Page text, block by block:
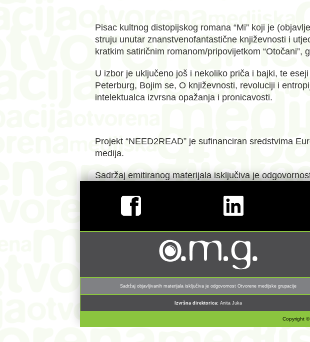
Pisac kultnog distopijskog romana “Mi” koji je
struju unutar znanstvenofantastične književnosti i
kratkim satiričnim romanom/pripovijetkom
U izbor je uključeno još i nekoliko priča i bajki, te
Peterburg, Bojim se, O književnosti, revoluciji i
intelektualca izvrsna opažanja i pronicavosti.
Projekt “NEED2READ” je sufinanciran sredstvima
medija.
Sadržaj emitiranog materijala isključiva je
Sadržaj objavljivanih materijala isključiva je odgovornost Otvorene medijske grupacije
Izvršna direktorica: Anita Juka
Copyright